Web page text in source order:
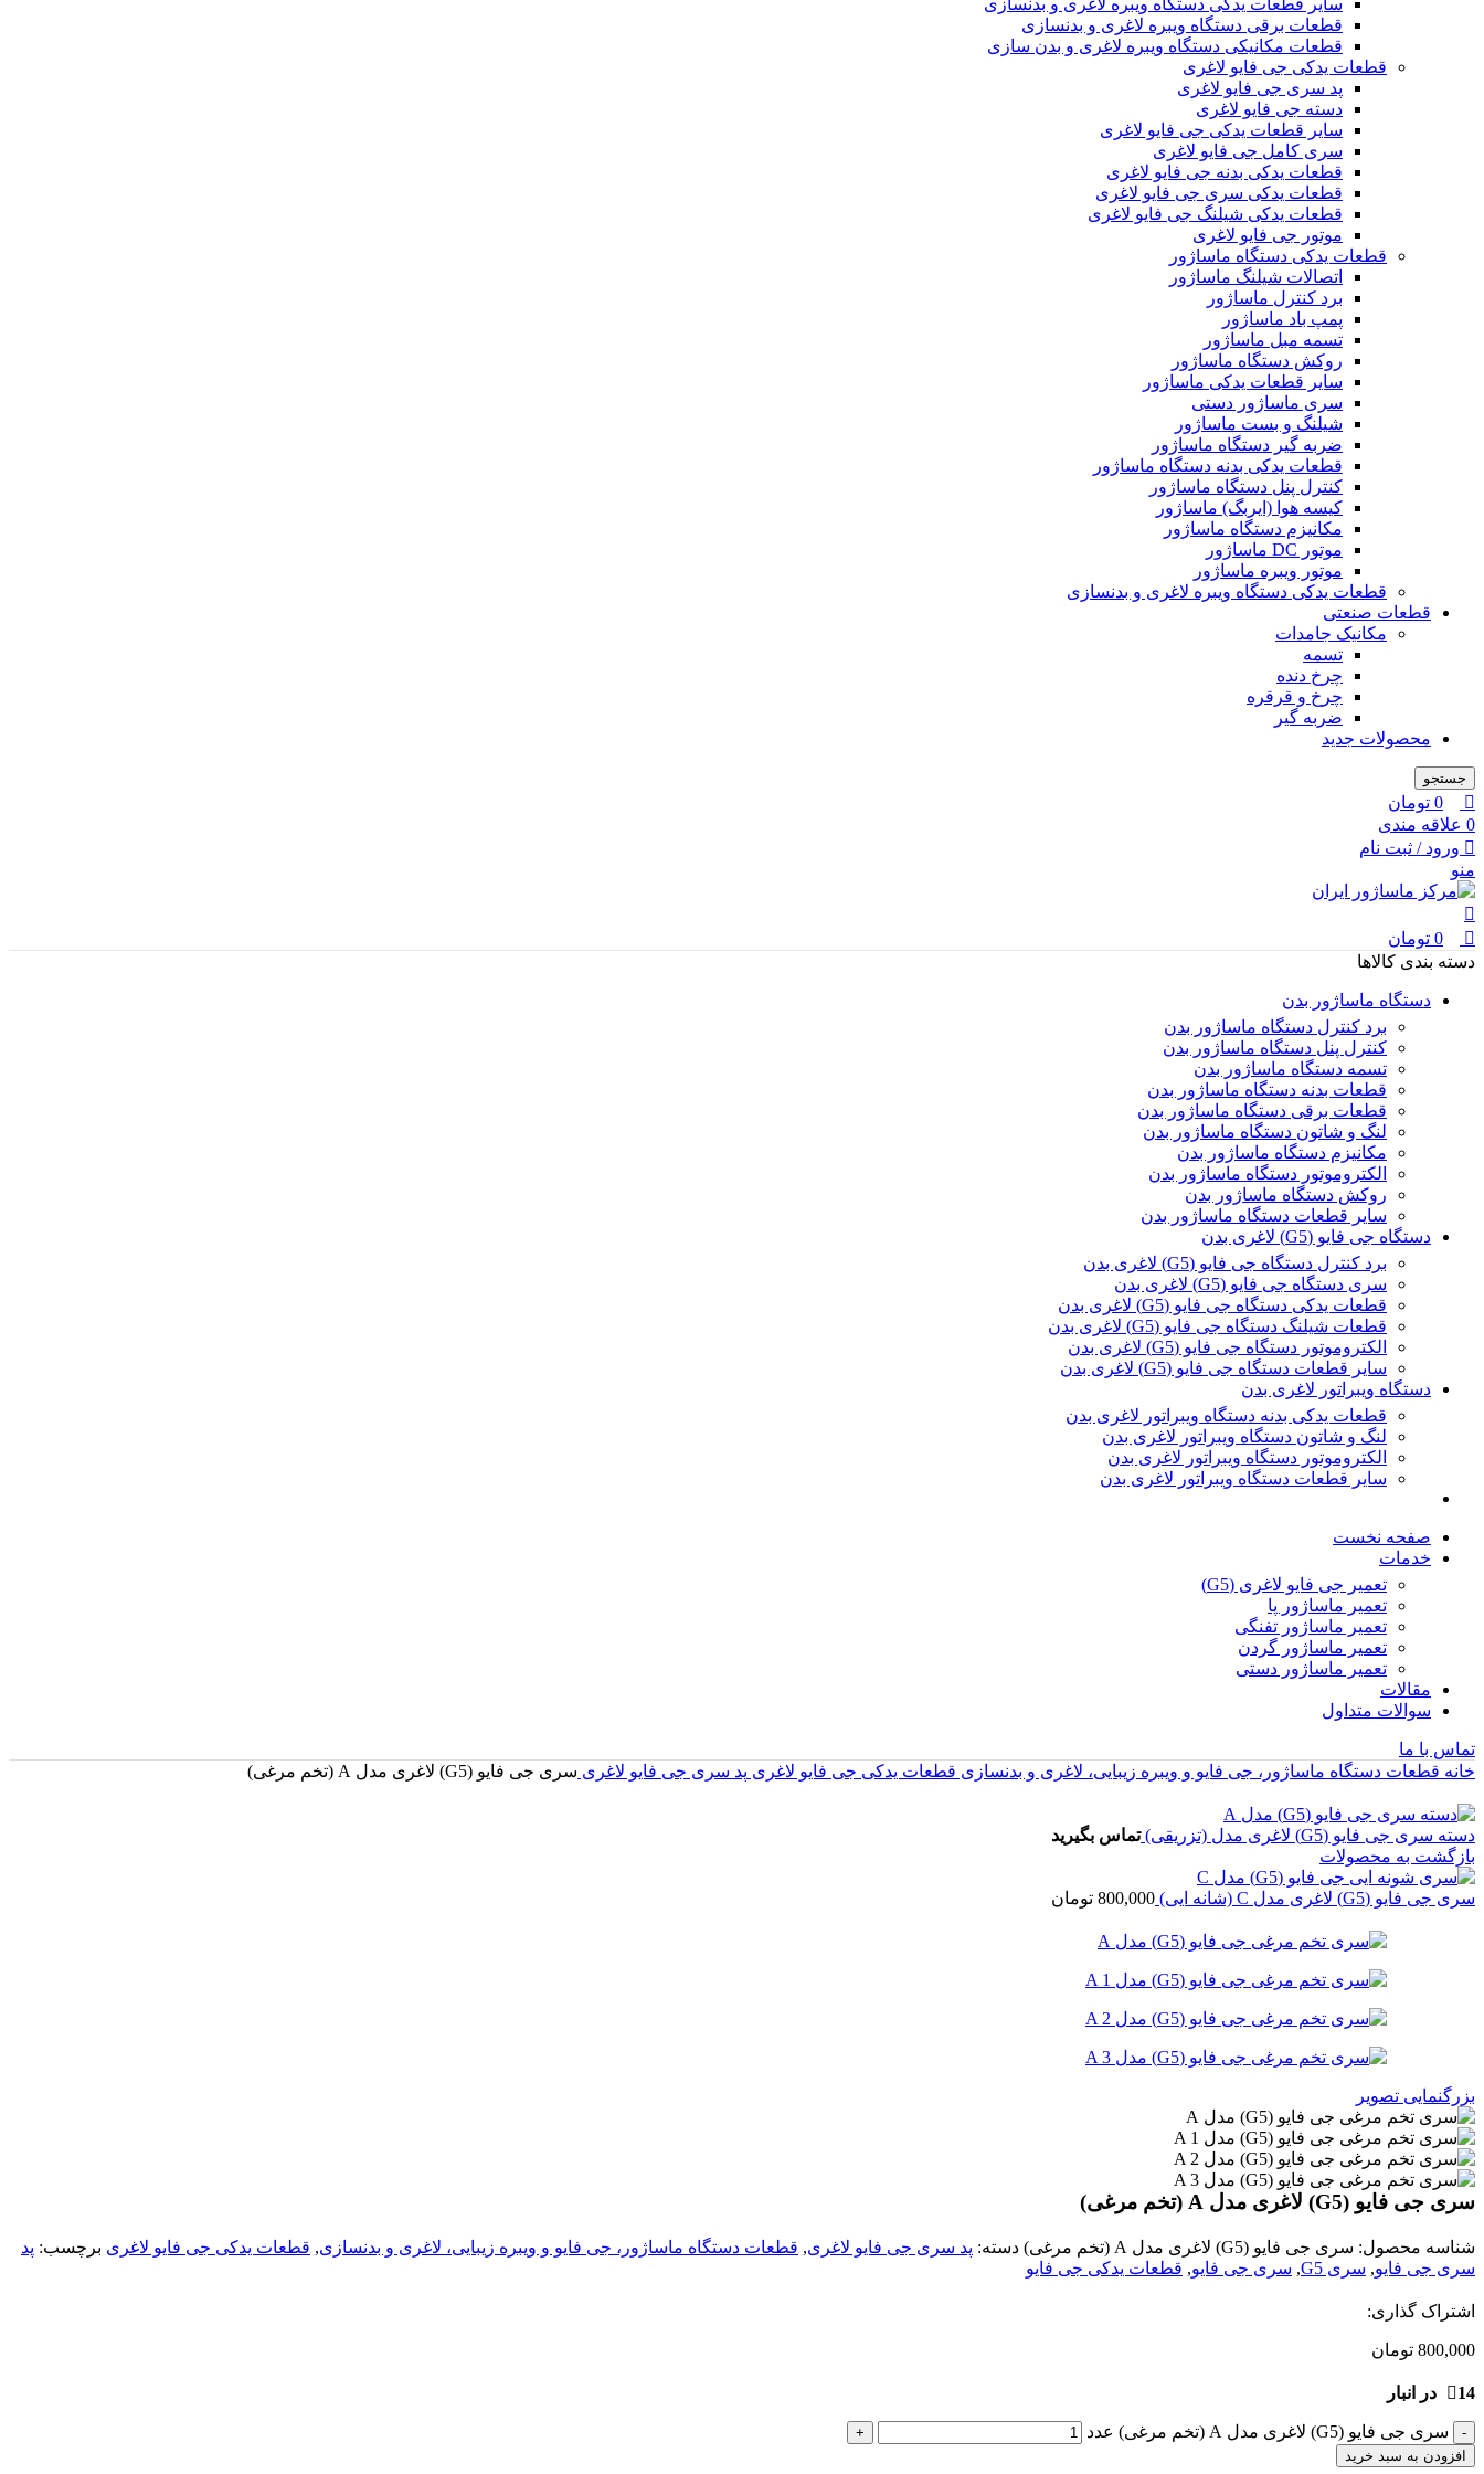
سایر قطعات یدکی دستگاه ویبره لاغری و بدنسازی
قطعات برقی دستگاه ویبره لاغری و بدنسازی
قطعات مکانیکی دستگاه ویبره لاغری و بدن سازی
قطعات یدکی جی فایو لاغری
پد سری جی فایو لاغری
دسته جی فایو لاغری
سایر قطعات یدکی جی فایو لاغری
سری کامل جی فایو لاغری
قطعات یدکی بدنه جی فایو لاغری
قطعات یدکی سری جی فایو لاغری
قطعات یدکی شیلنگ جی فایو لاغری
موتور جی فایو لاغری
قطعات یدکی دستگاه ماساژور
اتصالات شیلنگ ماساژور
برد کنترل ماساژور
پمپ باد ماساژور
تسمه مبل ماساژور
روکش دستگاه ماساژور
سایر قطعات یدکی ماساژور
سری ماساژور دستی
شیلنگ و بست ماساژور
ضربه گیر دستگاه ماساژور
قطعات یدکی بدنه دستگاه ماساژور
کنترل پنل دستگاه ماساژور
کیسه هوا (ایربگ) ماساژور
مکانیزم دستگاه ماساژور
موتور DC ماساژور
موتور ویبره ماساژور
قطعات یدکی دستگاه ویبره لاغری و بدنسازی
قطعات صنعتی
مکانیک جامدات
تسمه
چرخ دنده
چرخ و قرقره
ضربه گیر
محصولات جدید
جستجو
0 تومان
0 علاقه مندی
ورود / ثبت نام
منو
0 تومان
دسته بندی کالاها
دستگاه ماساژور بدن
برد کنترل دستگاه ماساژور بدن
کنترل پنل دستگاه ماساژور بدن
تسمه دستگاه ماساژور بدن
قطعات بدنه دستگاه ماساژور بدن
قطعات برقی دستگاه ماساژور بدن
لنگ و شاتون دستگاه ماساژور بدن
مکانیزم دستگاه ماساژور بدن
الکتروموتور دستگاه ماساژور بدن
روکش دستگاه ماساژور بدن
سایر قطعات دستگاه ماساژور بدن
دستگاه جی فایو (G5) لاغری بدن
برد کنترل دستگاه جی فایو (G5) لاغری بدن
سری دستگاه جی فایو (G5) لاغری بدن
قطعات یدکی دستگاه جی فایو (G5) لاغری بدن
قطعات شیلنگ دستگاه جی فایو (G5) لاغری بدن
الکتروموتور دستگاه جی فایو (G5) لاغری بدن
سایر قطعات دستگاه جی فایو (G5) لاغری بدن
دستگاه ویبراتور لاغری بدن
قطعات یدکی بدنه دستگاه ویبراتور لاغری بدن
لنگ و شاتون دستگاه ویبراتور لاغری بدن
الکتروموتور دستگاه ویبراتور لاغری بدن
سایر قطعات دستگاه ویبراتور لاغری بدن
صفحه نخست
خدمات
تعمیر جی فایو لاغری (G5)
تعمیر ماساژور پا
تعمیر ماساژور تفنگی
تعمیر ماساژور گردن
تعمیر ماساژور دستی
مقالات
سوالات متداول
تماس با ما
خانه قطعات دستگاه ماساژور، جی فایو و ویبره زیبایی، لاغری و بدنسازی قطعات یدکی جی فایو لاغری پد سری جی فایو لاغری سری جی فایو (G5) لاغری مدل A (تخم مرغی)
دسته سری جی فایو (G5) لاغری مدل (تزریقی)
تماس بگیرید
بازگشت به محصولات
سری جی فایو (G5) لاغری مدل C (شانه ایی) 800,000 تومان
بزرگنمایی تصویر
سری جی فایو (G5) لاغری مدل A (تخم مرغی)
شناسه محصول: سری جی فایو (G5) لاغری مدل A (تخم مرغی) دسته: پد سری جی فایو لاغری, قطعات دستگاه ماساژور، جی فایو و ویبره زیبایی، لاغری و بدنسازی, قطعات یدکی جی فایو لاغری برچسب: پد
سری جی فایو, سری G5 , سری جی فایو, قطعات یدکی جی فایو
اشتراک گذاری:
800,000 تومان
14 در انبار
سری جی فایو (G5) لاغری مدل A (تخم مرغی) عدد
افزودن به سبد خرید